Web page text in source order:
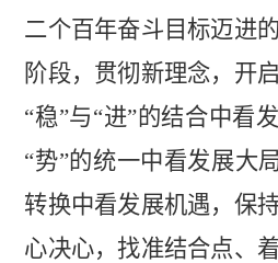
二个百年奋斗目标迈进
阶段，贯彻新理念，开
“稳”与“进”的结合中看
“势”的统一中看发展大
转换中看发展机遇，保
心决心，找准结合点、